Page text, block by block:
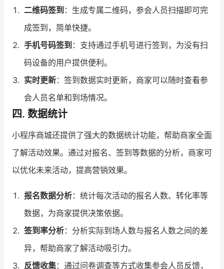
二维码签到 ：生成专属二维码，参会人员扫描即可完
成签到，简单快捷。
手机号码签到 ：支持通过手机号进行签到，为没有扫
码设备的用户提供便利。
实时更新：签到数据实时更新，商家可以随时查看参
会人员名单和到场情况。
四. 数据统计
小程序商城还提供了强大的数据统计功能，帮助商家全面
了解活动效果。通过对报名、签到等数据的分析，商家可
以优化未来活动，提高营销效果。
报名数据分析：统计每次活动的报名人数、转化率等
数据，为商家提供决策依据。
签到率分析：分析实际到场人数与报名人数之间的差
异，帮助商家了解活动吸引力。
反馈收集：通过问卷调查等方式收集参会人员反馈，